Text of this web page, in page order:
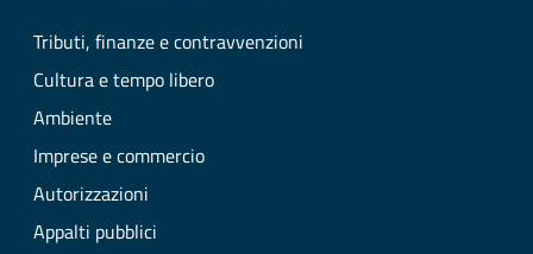
Tributi, finanze e contravvenzioni
Cultura e tempo libero
Ambiente
Imprese e commercio
Autorizzazioni
Appalti pubblici